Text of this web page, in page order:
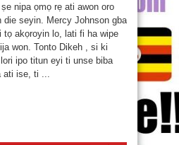
nipa ọmọ rẹ ati awon oro
die seyin. Mercy Johnson gba
tọ akọroyin lo, lati fi ha wipe
won. Tonto Dikeh , si ki
ipo titun eyi ti unse biba
ati ise, ti ...